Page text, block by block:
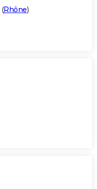
(Rhône)